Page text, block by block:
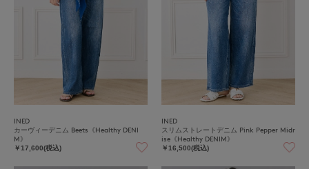
INED
カーヴィーデニム Beets《Healthy DENI
M》
￥17,600(税込)
INED
スリムストレートデニム Pink Pepper Midr
ise《Healthy DENIM》
￥16,500(税込)